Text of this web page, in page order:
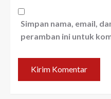
Simpan nama, email,
peramban ini untuk